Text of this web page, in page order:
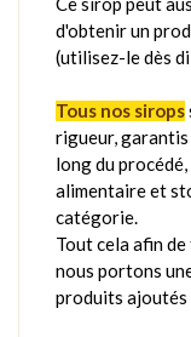
d'obtenir un
(utilisez-le dès
Tous nos sirops
rigueur,
long du
alimentaire et
catégorie.
Tout cela afin
nous portons
produits ajoutés